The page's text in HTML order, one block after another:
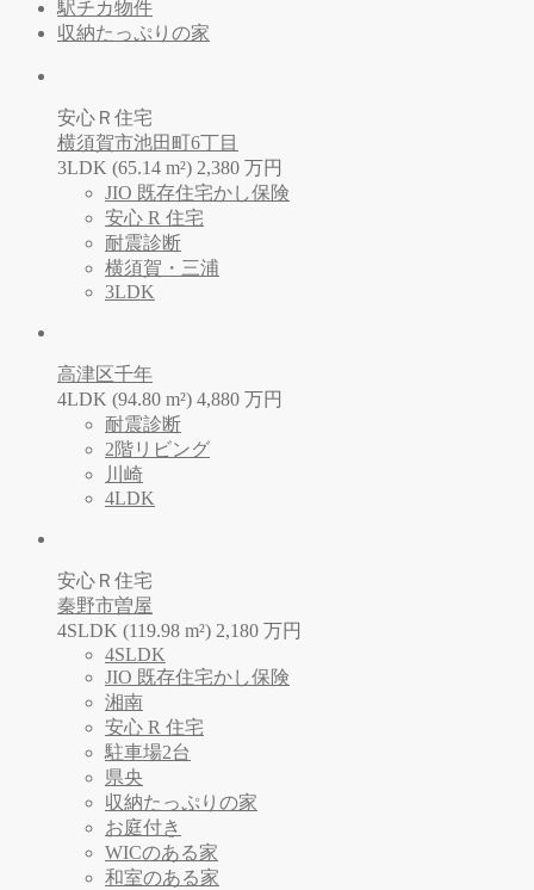
駅チカ物件
収納たっぷりの家
安心Ｒ住宅
横須賀市池田町6丁目
3LDK (65.14 m²) 2,380 万円
JIO 既存住宅かし保険
安心 R 住宅
耐震診断
横須賀・三浦
3LDK
高津区千年
4LDK (94.80 m²) 4,880 万円
耐震診断
2階リビング
川崎
4LDK
安心Ｒ住宅
秦野市曽屋
4SLDK (119.98 m²) 2,180 万円
4SLDK
JIO 既存住宅かし保険
湘南
安心 R 住宅
駐車場2台
県央
収納たっぷりの家
お庭付き
WICのある家
和室のある家